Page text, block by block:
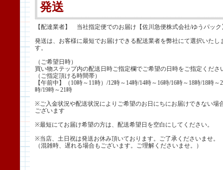
発送
【配達業者】 当社指定便でのお届け【佐川急便株式会社/ゆうパック
発送は、お客様に最短でお届けできる配送業者を弊社にて選択いたし
す。
（ご希望日時）
買い物ステップ内の配送日時ご指定欄でご希望の日時をご指定くださ
（ご指定頂ける時間帯）
【午前中】（10時～11時）/12時～14時/14時～16時/16時～18時/18時～
時/19時～21時
※ご入金状況や配送状況によりご希望のお日にちにお届けできない場
ございます
※最短にてお届け希望の方は、配送希望日を空白にしてください。
※当店、土日祝は発送お休み頂いております。ご了承くださいませ。
（混雑時、遅れる場合もございます。ご理解くださいませ。）